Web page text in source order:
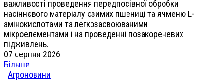
важливості проведення передпосівної обробки
насіннєвого матеріалу озимих пшениці та ячменю L-
амінокислотами та легкозасвоюваними
мікроелементами і на проведенні позакореневих
підживлень.
07 серпня 2026
Більше
Агроновини